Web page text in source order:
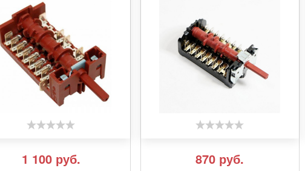
1 100 руб. 870 руб.